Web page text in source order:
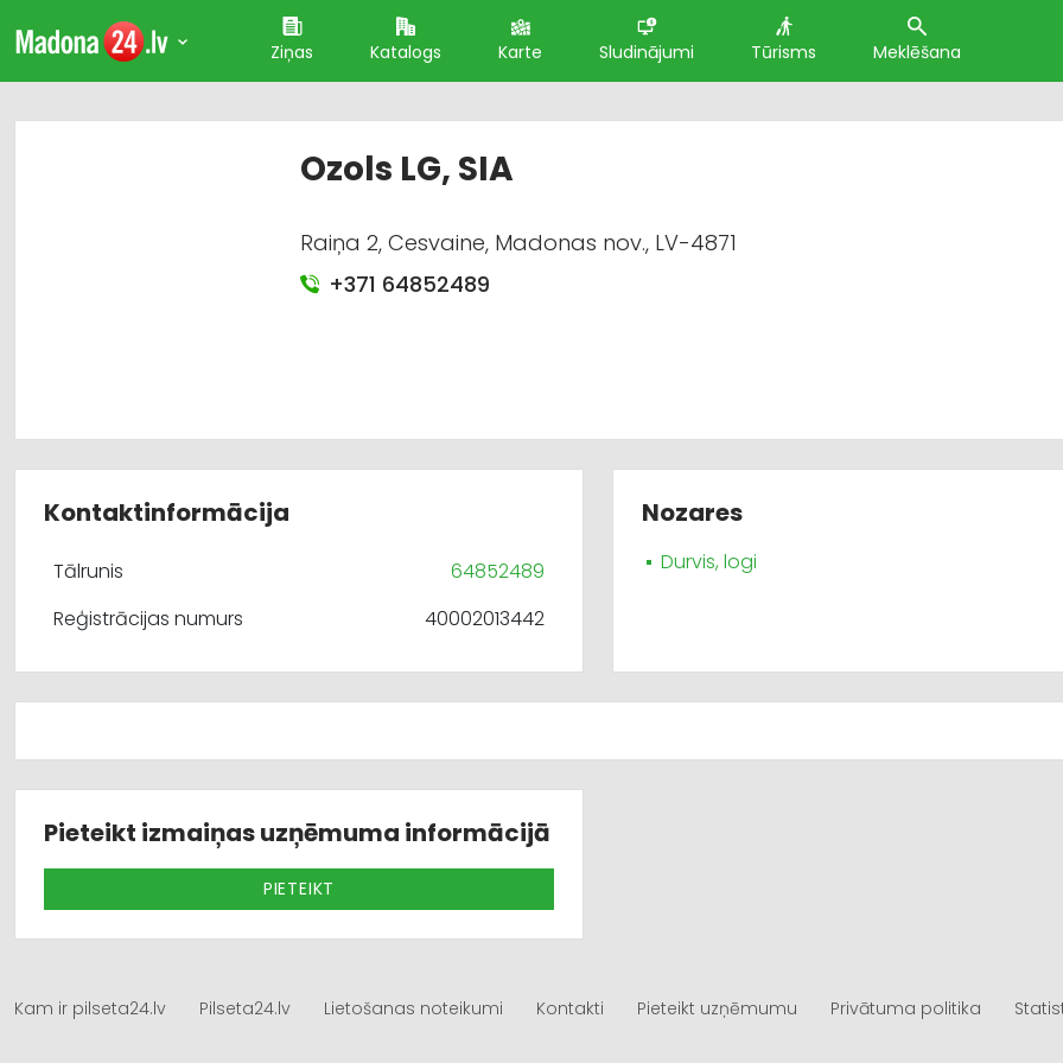
Ziņas Katalogs Karte Sludinājumi Tūrisms Meklēšana
Ozols LG, SIA
Raiņa 2, Cesvaine, Madonas nov., LV-4871
+371 64852489
Kontaktinformācija
Tālrunis
64852489
Reģistrācijas numurs
40002013442
Nozares
Durvis, logi
Pieteikt izmaiņas uzņēmuma informācijā
PIETEIKT
Kam ir pilseta24.lv Pilseta24.lv Lietošanas noteikumi Kontakti Pieteikt uzņēmumu Privātuma politika